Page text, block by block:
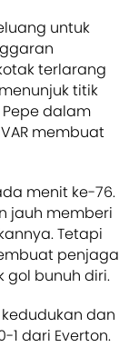
untuk
terlarang
titik
dalam
membuat
menit ke-76.
jauh memberi
Tetapi
penjaga
bunuh diri.
dan
dari Everton.